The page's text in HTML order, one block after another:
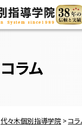
コラム
代々木個別指導学院 >コラ